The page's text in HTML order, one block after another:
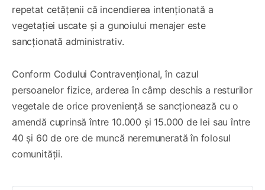
repetat cetățenii că incendierea intenționată a
vegetației uscate și a gunoiului menajer este
sancționată administrativ.
Conform Codului Contravențional, în cazul
persoanelor fizice, arderea în câmp deschis a resturilor
vegetale de orice proveniență se sancționează cu o
amendă cuprinsă între 10.000 și 15.000 de lei sau între
40 și 60 de ore de muncă neremunerată în folosul
comunității.